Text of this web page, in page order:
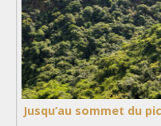
Jusqu’au sommet du